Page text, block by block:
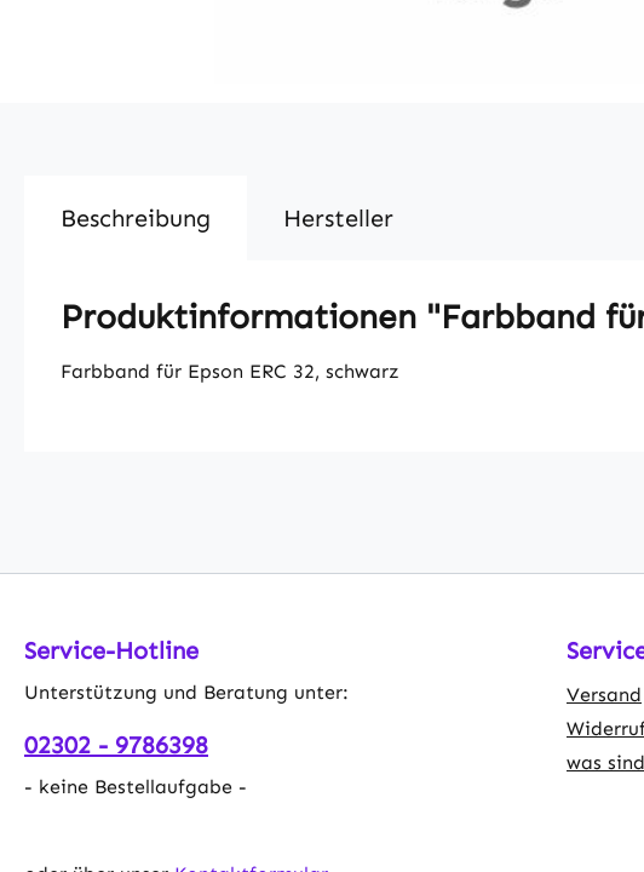
Beschreibung Hersteller
Produktinformationen "Farbband
Farbband für Epson ERC 32, schwarz
Service-Hotline
Unterstützung und Beratung unter:
02302 - 9786398
- keine Bestellaufgabe -
Versand
was